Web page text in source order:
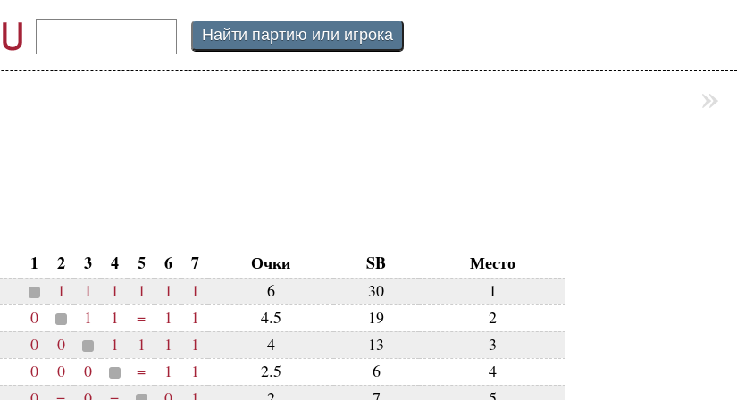
1 2 3 4 5 6 7 Очки SB Место
1 1 1 1 1 1 6 30
1
0 1 1 = 1 1 4.5 19
2
0 0 1 1 1 1 4 13
3
0 0 0 = 1 1 2.5 6
4
»